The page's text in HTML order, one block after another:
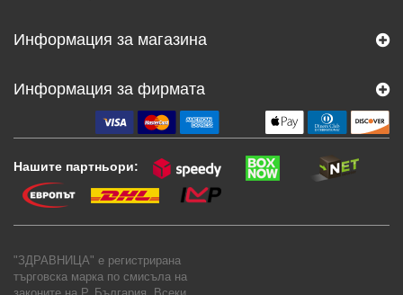
Информация за магазина
Информация за фирмата
Нашите партньори:
"ЗДРАВНИЦА" е регистрирана
търговска марка по смисъла на